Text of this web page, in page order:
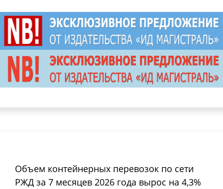
Объем контейнерных перевозок по сети
РЖД за 7 месяцев 2026 года вырос на 4,3%